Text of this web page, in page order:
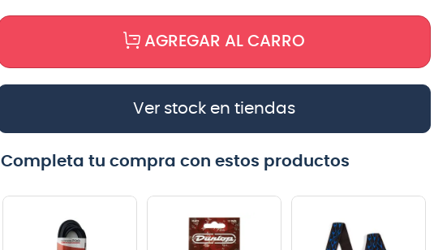
AGREGAR AL CARRO
Ver stock en tiendas
Completa tu compra con estos productos